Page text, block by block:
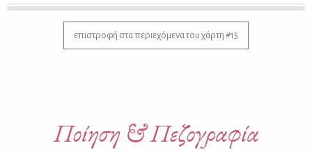
επιστροφή στα περιεχόμενα του χάρτη #15
Ποίηση & Πεζογραφία